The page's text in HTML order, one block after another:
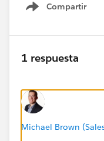
Compartir
Show menu
1 respuesta
Michael Brown